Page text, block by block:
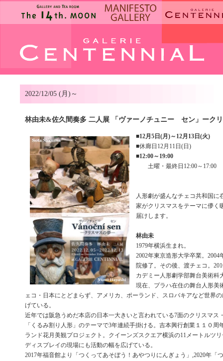
2022/12/05 (月)～
林由未&佐久間奏多 二人展 「ヴァーノチュニー セン」ーク
■12月5日(月)～12月13日(火)
■休廊日12月11日(日)
■12:00～19:00
土曜・最終日12:00～17:00
人形劇が盛んなチェコ共和国に
家がクリスマスをテーマに儚く
届けします。
林由未
1979年横浜生まれ。
2002年東京造形大学卒業。2004
院修了。その後、渡チェコ。
カデミー人形劇学部舞台美術科
現在、プラハ在住の舞台人形美
ェコ・日本にとどまらず、アメリカ、ポーランド、スロバキアなど世界
げている。
近年では阪急うめだ本店の日本一大きいと言われている7面のクリスマス
「くるみ割り人形」のテーマで3年連続手掛ける。吉本興行創業１１０周
ランド花月美観プロジェクト。クイーンズスクエア横浜の11メートルツ
ディスプレイの現場にも活動の幅を広げている。
2017年福音館より「つくってあそぼう！あやつりにんぎょう」,2020年「